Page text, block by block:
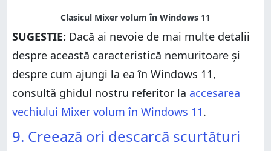
SUGESTIE: Dacă ai nevoie de mai multe detalii
despre această caracteristică nemuritoare și
despre cum ajungi la ea în Windows 11,
consultă ghidul nostru referitor la accesarea
vechiului Mixer volum în Windows 11.
9. Creează ori descarcă scurtături